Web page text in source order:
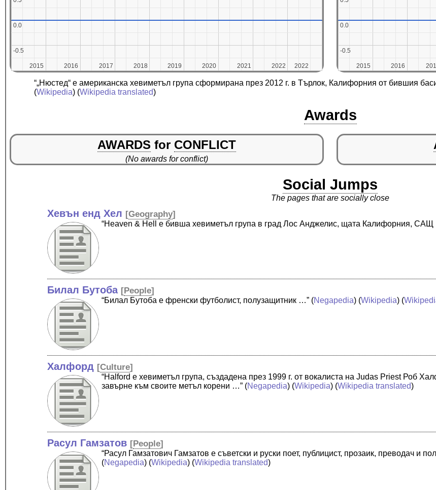
2015
2015 2016
2016 2017
2017 2018
2018 2019
2019 2020
2020 2021
2021 2022
2022 2022
2022
-0.5
-0.5
0.0
0.0
2015
2015 2016
2016
-0.5
-0.5
0.0
0.0
“„Нюстед“ е американска хевиметъл група сформирана през 2012 г. в Търлок, Калифорния от бившия
(Wikipedia) (Wikipedia translated)
Awards
AWARDS for CONFLICT
(No awards for conflict)
Social Jumps
The pages that are socially close
Хевън енд Хел [Geography]
“Heaven & Hell е бивша хевиметъл група в град Лос Анджелис, щата Калифорния,
Билал Бутоба [People]
“Билал Бутоба е френски футболист, полузащитник …” (Negapedia) (Wikipedia) (
Халфорд [Culture]
“Halford е хевиметъл група, създадена през 1999 г. от вокалиста на Judas Priest Роб
завърне към своите метъл корени …” (Negapedia) (Wikipedia) (Wikipedia translated)
Расул Гамзатов [People]
“Расул Гамзатович Гамзатов е съветски и руски поет, публицист, прозаик, преводач и
(Negapedia) (Wikipedia) (Wikipedia translated)